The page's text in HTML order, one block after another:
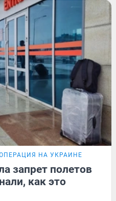
НА УКРАИНЕ
запрет полетов
как это